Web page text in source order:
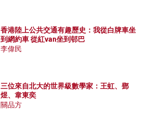
香港陸上公共交通有趣歷史：我從白牌車坐
到網約車 從紅van坐到邨巴
李偉民
三位來自北大的世界級數學家：王虹、鄧
煜、韋東奕
關品方